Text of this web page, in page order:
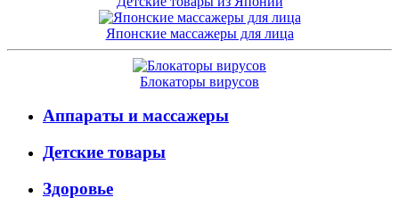
Японские массажеры для лица
Блокаторы вирусов
Аппараты и массажеры
Детские товары
Здоровье